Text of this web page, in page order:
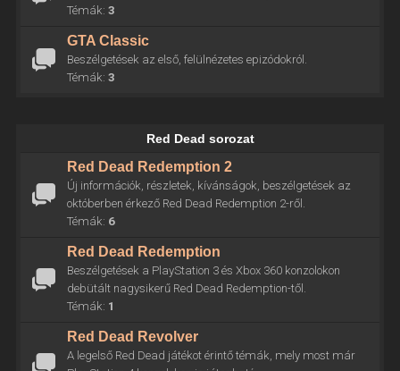
Témák: 3
GTA Classic
Beszélgetések az első, felülnézetes epizódokról.
Témák: 3
Red Dead sorozat
Red Dead Redemption 2
Új információk, részletek, kívánságok, beszélgetések az
októberben érkező Red Dead Redemption 2-ről.
Témák: 6
Red Dead Redemption
Beszélgetések a PlayStation 3 és Xbox 360 konzolokon
debütált nagysikerű Red Dead Redemption-től.
Témák: 1
Red Dead Revolver
A legelső Red Dead játékot érintő témák, mely most már